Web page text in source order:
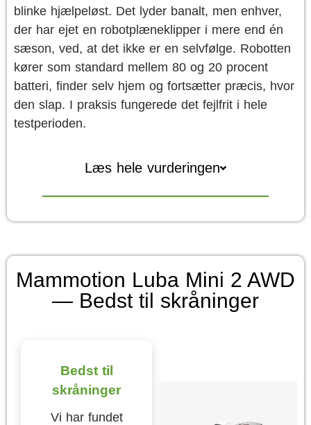
blinke hjælpeløst. Det lyder banalt, men enhver,
der har ejet en robotplæneklipper i mere end én
sæson, ved, at det ikke er en selvfølge. Robotten
kører som standard mellem 80 og 20 procent
batteri, finder selv hjem og fortsætter præcis, hvor
den slap. I praksis fungerede det fejlfrit i hele
testperioden.
Læs hele vurderingen
Mammotion Luba Mini 2 AWD
— Bedst til skråninger
Bedst til
skråninger
Vi har fundet